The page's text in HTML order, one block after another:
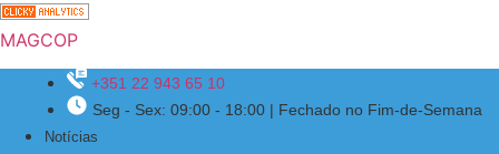
MAGCOP
+351 22 943 65 10
Seg - Sex: 09:00 - 18:00 | Fechado no Fim-de-Semana
Menu
Notícias